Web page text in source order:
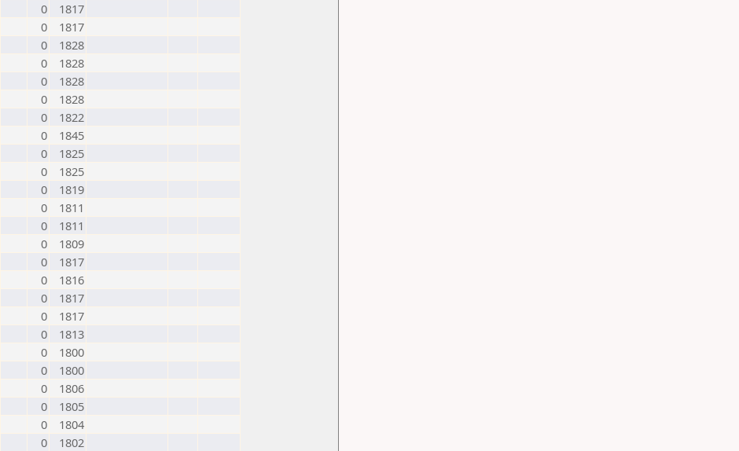
0
1817
0
1817
0
1828
0
1828
0
1828
0
1828
0
1822
0
1845
0
1825
0
1825
0
1819
0
1811
0
1811
0
1809
0
1817
0
1816
0
1817
0
1817
0
1813
0
1800
0
1800
0
1806
0
1805
0
1804
0
1802